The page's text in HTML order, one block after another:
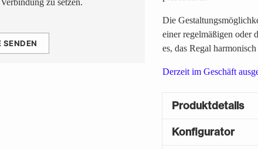
zu setzen.
SENDEN
Die
einer regelmäßigen oder
es, das Regal
Derzeit im Geschäft
Produktdetails
Konfigurator